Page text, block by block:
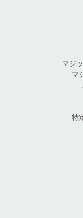
マジ
マ
特